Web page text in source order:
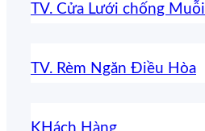
TV. Cửa Lưới chống Muỗi
TV. Rèm Ngăn Điều Hòa
KHách Hàng